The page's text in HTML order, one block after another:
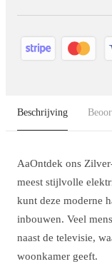
Beschrijving
AaOntdek ons
meest stijlvolle
kunt deze moderne
inbouwen. Veel
naast de televisie,
woonkamer geeft.